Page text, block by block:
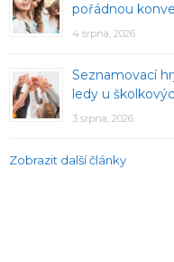
pořádnou
4 srpna, 2026
Seznamovací
ledy u
3 srpna, 2026
Zobrazit další články